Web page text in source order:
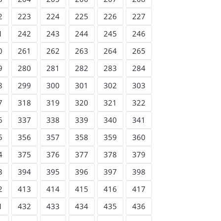
223 224 225 226
227
242 243 244 245
246
261 262 263 264
265
280 281 282 283
284
299 300 301 302
303
318 319 320 321
322
337 338 339 340
341
356 357 358 359
360
375 376 377 378
379
394 395 396 397
398
413 414 415 416
417
432 433 434 435
436